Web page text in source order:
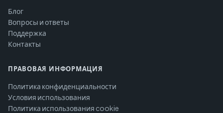
Блог
Вопросы и ответы
Поддержка
Контакты
ПРАВОВАЯ ИНФОРМАЦИЯ
Политика конфиденциальности
Условия использования
Политика использования cookie